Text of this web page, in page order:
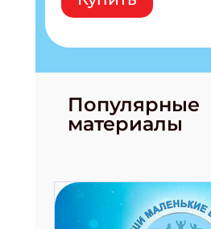
Популярные
материалы